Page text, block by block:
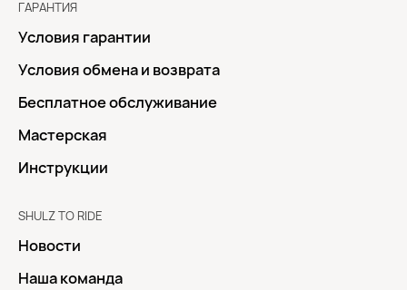
ГАРАНТИЯ
Условия гарантии
Условия обмена и возврата
Бесплатное обслуживание
Мастерская
Инструкции
SHULZ TO RIDE
Новости
Наша команда